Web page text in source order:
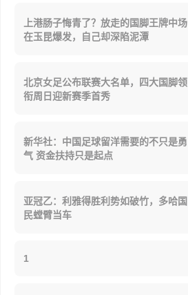
上港肠子悔青了？放走的国脚王牌中场
在玉昆爆发，自己却深陷泥潭
北京女足公布联赛大名单，四大国脚领
衔周日迎新赛季首秀
新华社：中国足球留洋需要的不只是勇
气 资金扶持只是起点
亚冠乙：利雅得胜利势如破竹，多哈国
民螳臂当车
1